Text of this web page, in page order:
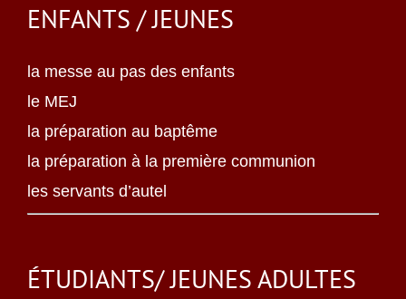
ENFANTS / JEUNES
la messe au pas des enfants
le MEJ
la préparation au baptême
la préparation à la première communion
les servants d’autel
ÉTUDIANTS/ JEUNES ADULTES